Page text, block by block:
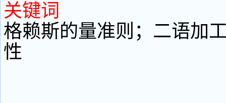
关键词
格赖斯的量准则；二语加
性